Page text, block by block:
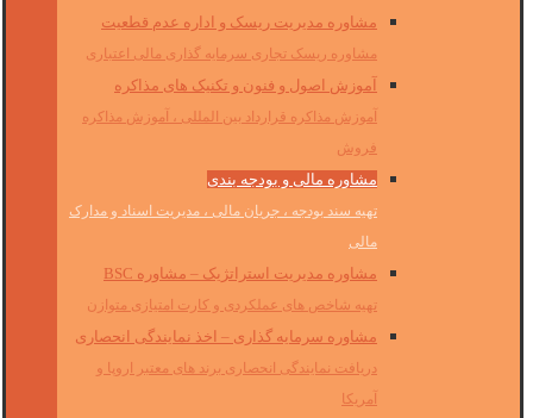
مشاوره مدیریت ریسک و اداره عدم قطعیت
مشاوره ریسک تجاری سرمایه گذاری مالی اعتباری
آموزش اصول و فنون و تکنیک های مذاکره
آموزش مذاکره قرارداد بین المللی ، آموزش مذاکره
فروش
مشاوره مالی و بودجه بندی
تهیه سند بودجه ، جریان مالی ، مدیریت اسناد و مدارک
مالی
مشاوره مدیریت استراتژیک – مشاوره BSC
تهیه شاخص های عملکردی و کارت امتیازی متوازن
مشاوره سرمایه گذاری – اخذ نمایندگی انحصاری
دریافت نمایندگی انحصاری برند های معتبر اروپا و
آمریکا